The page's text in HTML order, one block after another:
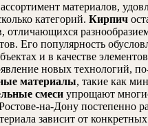
материалов,
категорий. Кирпич
Его популярность
и в качестве
новых технологий,
материалы, такие как
смеси упрощают
на-Дону
зависит от